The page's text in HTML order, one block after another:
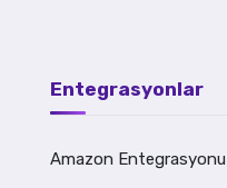
Entegrasyonlar
Amazon Entegrasyonu